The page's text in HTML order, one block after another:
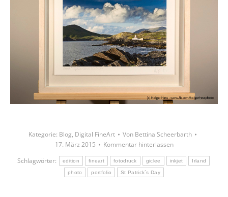
Kategorie: Blog, Digital FineArt Von Bettina Scheerbarth
17. März 2015
Kommentar hinterlassen
Schlagwörter:
edition fineart fotodruck giclee inkjet Irland
photo portfolio St Patrick´s Day